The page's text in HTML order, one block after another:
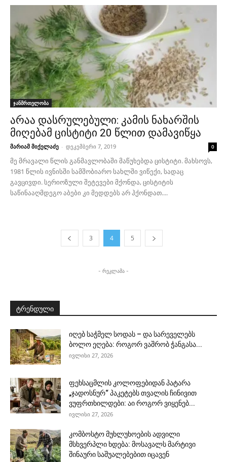
ჯანმრთელობა
არაა დასრულებული: კამის ნახარშის
მიღებამ ცისტიტი 20 წლით დამავიწყა
მარიამ მიქელაძე - დეკემბერი 7, 2019 0
მე მრავალი წლის განმავლობაში მაწუხებდა ცისტიტი. მახსოვს,
1981 წლის ივნისში სამშობიარო სახლში ვიწექი, სადაც
გავცივდი. სერიოზული შეტევები მქონდა, ცისტიტის
საწინააღმდეგო აბები კი მედდებს არ ჰქონდათ....
3 4 5
- რეკლამა -
ტრენდული
იღებ საჭმელ სოდას – და სარეველებს
ბოლო ეღება: როგორ ვაშრობ ჭანგასა...
ივლისი 27, 2026
ფეხსაცმლის კოლოფებიდან პატარა
„ჯადოსნურ“ პაკეტებს თვალის ჩინივით
ვუფრთხილდები: აი როგორ ვიყენებ...
ივლისი 27, 2026
კომბოსტო მუხლუხოების ადვილი
მსხვერპლი ხდება: მოსავალს მარტივი
შინაური საშუალებებით იცავენ